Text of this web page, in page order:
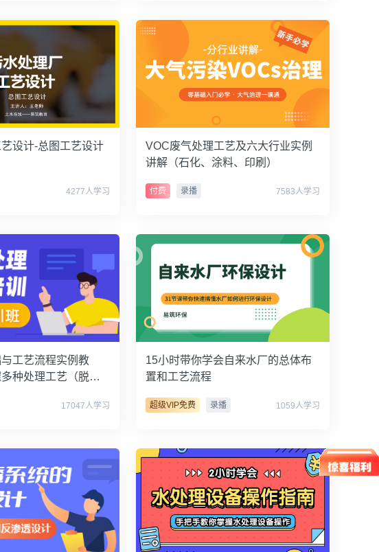
设计-总图工艺设计
4277人学习
VOC废气处理工艺及六大行业实例
讲解（石化、涂料、印刷）
付费 录播 7583人学习
工艺流程实例教
种处理工艺（脱
17047人学习
15小时带你学会自来水厂的总体布
置和工艺流程
超级VIP免费 录播 1059人学习